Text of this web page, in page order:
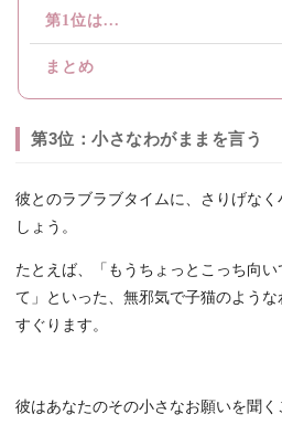
第1位は...
まとめ
第3位：小さなわがままを言う
彼とのラブラブタイムに、さりげな
しょう。
たとえば、「もうちょっとこっち向
て」といった、無邪気で子猫のよう
すぐります。
彼はあなたのその小さなお願いを聞